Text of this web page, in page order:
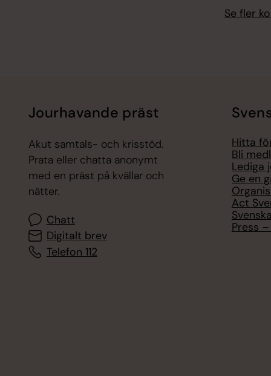
Se fler
Jourhavande präst
Akut samtals- och krisstöd.
Prata eller chatta anonymt
med en präst på kvällar och
nätter.
Chatt
Digitalt brev
Telefon 112
Hitta
Bli
Lediga
Ge en
Act
Press